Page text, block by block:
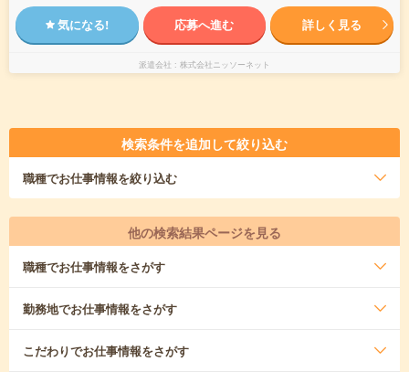
気になる! 応募へ進む 詳しく見る
派遣会社 株式会社ニッソーネット
検索条件を追加して絞り込む
職種でお仕事情報を絞り込む
他の検索結果ページを見る
職種でお仕事情報をさがす
勤務地でお仕事情報をさがす
こだわりでお仕事情報をさがす